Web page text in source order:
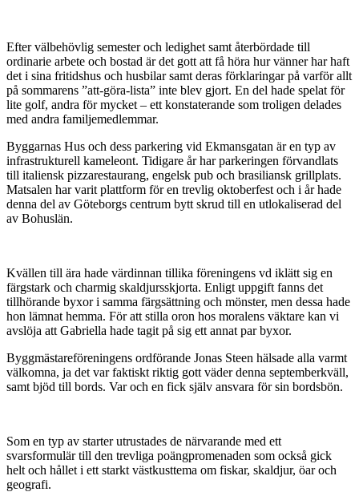
Efter välbehövlig semester och ledighet samt återbördade till
ordinarie arbete och bostad är det gott att få höra hur vänner har haft
det i sina fritidshus och husbilar samt deras förklaringar på varför allt
på sommarens ”att-göra-lista” inte blev gjort. En del hade spelat för
lite golf, andra för mycket – ett konstaterande som troligen delades
med andra familjemedlemmar.
Byggarnas Hus och dess parkering vid Ekmansgatan är en typ av
infrastrukturell kameleont. Tidigare år har parkeringen förvandlats
till italiensk pizzarestaurang, engelsk pub och brasiliansk grillplats.
Matsalen har varit plattform för en trevlig oktoberfest och i år hade
denna del av Göteborgs centrum bytt skrud till en utlokaliserad del
av Bohuslän.
Kvällen till ära hade värdinnan tillika föreningens vd iklätt sig en
färgstark och charmig skaldjursskjorta. Enligt uppgift fanns det
tillhörande byxor i samma färgsättning och mönster, men dessa hade
hon lämnat hemma. För att stilla oron hos moralens väktare kan vi
avslöja att Gabriella hade tagit på sig ett annat par byxor.
Byggmästareföreningens ordförande Jonas Steen hälsade alla varmt
välkomna, ja det var faktiskt riktig gott väder denna septemberkväll,
samt bjöd till bords. Var och en fick själv ansvara för sin bordsbön.
Som en typ av starter utrustades de närvarande med ett
svarsformulär till den trevliga poängpromenaden som också gick
helt och hållet i ett starkt västkusttema om fiskar, skaldjur, öar och
geografi.